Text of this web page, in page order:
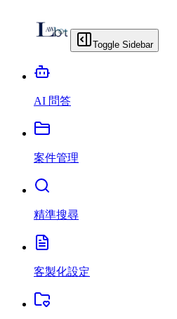
Toggle Sidebar
AI 問答
案件管理
精準搜尋
客製化設定